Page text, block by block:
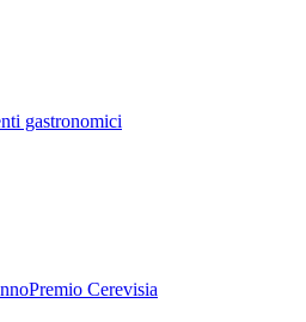
gastronomici
Premio Cerevisia